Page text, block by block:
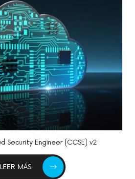
Security Engineer (CCSE) v2
LEER MÁS